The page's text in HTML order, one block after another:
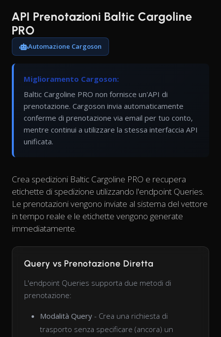
API Prenotazioni Baltic Cargoline
PRO
Automazione Cargoson
Miglioramento Cargoson:
Baltic Cargoline PRO non fornisce un'API di
prenotazione. Cargoson invia automaticamente
conferme di prenotazione via email per tuo conto,
mentre continui a utilizzare la stessa interfaccia API
unificata.
Crea spedizioni Baltic Cargoline PRO e recupera
etichette di spedizione utilizzando l'endpoint Queries.
Le prenotazioni vengono inviate al sistema del vettore
in tempo reale e le etichette vengono generate
immediatamente.
Query vs Prenotazione Diretta
L'endpoint Queries supporta due metodi di
prenotazione:
Modalità Query - Crea una richiesta di
trasporto senza specificare (ancora) un